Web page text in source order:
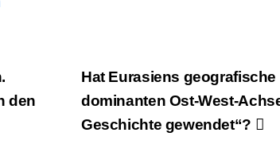
Hat Eurasiens
dominanten Ost-West-
Geschichte gewendet“?
den